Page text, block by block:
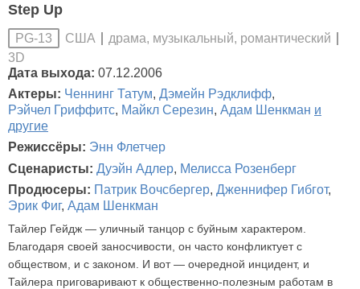
Step Up
PG-13 США
драма, музыкальный, романтический
3D
Дата выхода: 07.12.2006
Актеры: Ченнинг Татум, Дэмейн Рэдклифф,
Рэйчел Гриффитс, Майкл Серезин, Адам Шенкман и
другие
Режиссёры: Энн Флетчер
Сценаристы: Дуэйн Адлер, Мелисса Розенберг
Продюсеры: Патрик Вочсбергер, Дженнифер Гибгот,
Эрик Фиг, Адам Шенкман
Тайлер Гейдж — уличный танцор с буйным характером.
Благодаря своей заносчивости, он часто конфликтует с
обществом, и с законом. И вот — очередной инцидент, и
Тайлера приговаривают к общественно-полезным работам в